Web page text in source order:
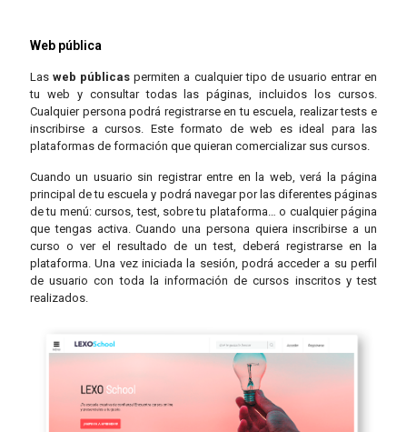
Web pública
Lasweb públicas permiten a cualquier tipo de usuario entrar en
tu web y consultar todas las páginas, incluidos los cursos.
Cualquier persona podrá registrarse en tu escuela, realizar tests e
inscribirse a cursos. Este formato de web es ideal para las
plataformas de formación que quieran comercializar sus cursos.
Cuando un usuario sin registrar entre en la web, verá la página
principal de tu escuela y podrá navegar por las diferentes páginas
de tu menú: cursos, test, sobre tu plataforma… o cualquier página
que tengas activa. Cuando una persona quiera inscribirse a un
curso o ver el resultado de un test, deberá registrarse en la
plataforma. Una vez iniciada la sesión, podrá acceder a su perfil
de usuario con toda la información de cursos inscritos y test
realizados.